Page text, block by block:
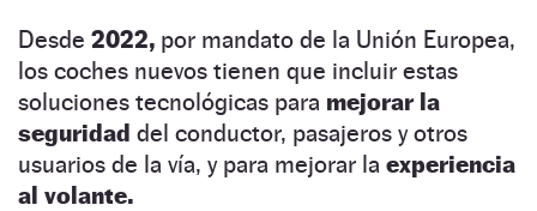
Desde 2022, por mandato de la Unión Europea,
los coches nuevos tienen que incluir estas
soluciones tecnológicas para mejorar la
seguridad del conductor, pasajeros y otros
usuarios de la vía, y para mejorar la experiencia
al volante.